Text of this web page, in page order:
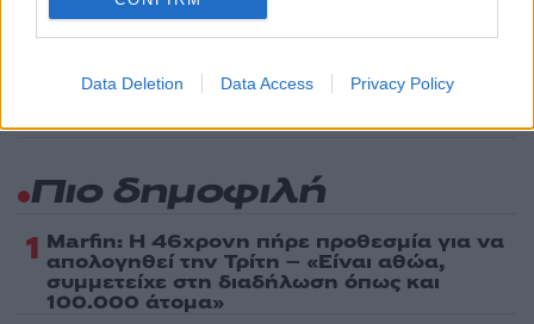
Data Deletion Data Access Privacy Policy
ενημερωθείτε πρώτοι για όλη την ειδησεογραφία και τα
τελευταία νέατης ημέρας
Πιο δημοφιλή
1 Marfin: Η 46χρονη πήρε προθεσμία για να
απολογηθεί την Τρίτη – «Είναι αθώα,
συμμετείχε στη διαδήλωση όπως και
100.000 άτομα»